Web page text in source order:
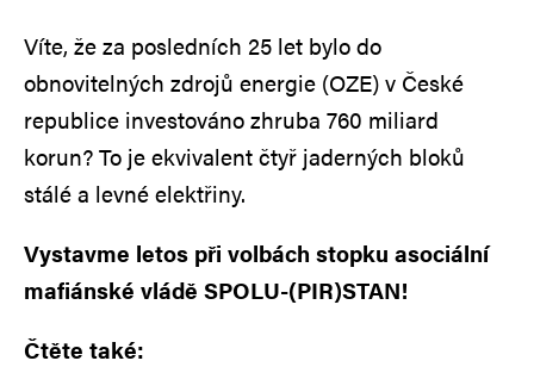
Víte, že za posledních 25 let bylo do
obnovitelných zdrojů energie (OZE) v České
republice investováno zhruba 760 miliard
korun? To je ekvivalent čtyř jaderných bloků
stálé a levné elektřiny.
Vystavme letos při volbách stopku asociální
mafiánské vládě SPOLU-(PIR)STAN!
Čtěte také: